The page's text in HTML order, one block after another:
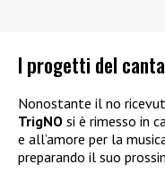
I progetti del
Nonostante il no
TrigNO si è rimesso in
e all’amore per la
preparando il suo